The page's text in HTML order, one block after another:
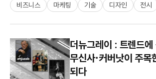
비즈니스 마케팅 기술 디자인 전시
더뉴그레이 : 트렌드
무신사·커버낫이 주목
되다